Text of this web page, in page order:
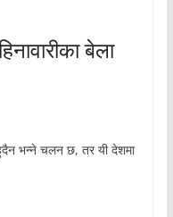
बेला
भन्ने चलन छ, तर यी देशमा